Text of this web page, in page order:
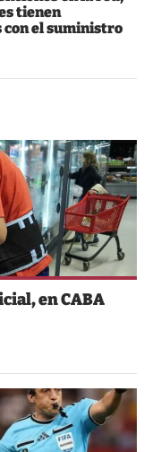
tienen
con el suministro
en CABA